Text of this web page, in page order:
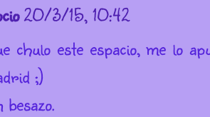
20/3/15, 10:42
chulo este espacio, me lo
;)